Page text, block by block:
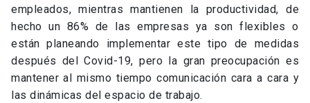
empleados, mientras mantienen la productividad, de
hecho un 86% de las empresas ya son flexibles o
están planeando implementar este tipo de medidas
después del Covid-19, pero la gran preocupación es
mantener al mismo tiempo comunicación cara a cara y
las dinámicas del espacio de trabajo.